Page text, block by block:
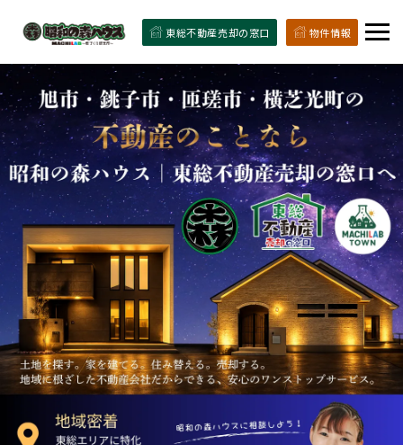
物件情報
東総不動産売却の窓口